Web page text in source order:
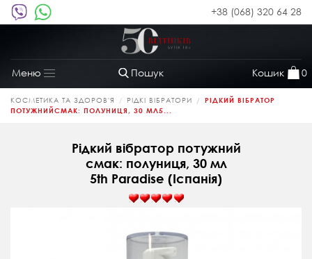
+38 (068) 320 64 28
Пошук Кошик 0
Меню
Toggle
navigation
КОСМЕТИКА ТА ЗДОРОВ'Я РІДКІ ВІБРАТОРИ
РІДКИЙ ВІБРАТОР
ПОТУЖНИЙСМАК: ПОЛУНИЦЯ, 30 МЛ5...
Рідкий вібратор потужний
смак: полуниця, 30 мл
5th Paradise (Іспанія)